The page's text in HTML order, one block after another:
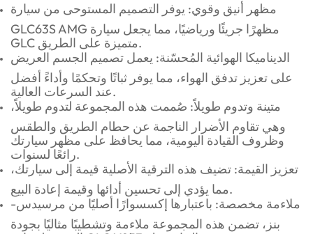
مظهر أنيق وقوي: يوفر التصميم المستوحى من سيارة
GLC63S AMG مظهرًا جريئًا ورياضيًا، مما يجعل سيارة
الديناميكا الهوائية المُحسّنة: يعمل تصميم الجسم العريض
على تعزيز تدفق الهواء، مما يوفر ثباتًا وتحكمًا وأداءً أفضل
متينة وتدوم طويلاً: صُممت هذه المجموعة لتدوم طويلاً،
وهي تقاوم الأضرار الناجمة عن حطام الطريق والطقس
وظروف القيادة اليومية، مما يحافظ على مظهر سيارتك
تعزيز القيمة: تضيف هذه الترقية الأصلية قيمة إلى سيارتك،
ملاءمة مخصصة: باعتبارها إكسسوارًا أصليًا من مرسيدس-
بنز، تضمن هذه المجموعة ملاءمة وتشطيبًا مثاليًا بجودة